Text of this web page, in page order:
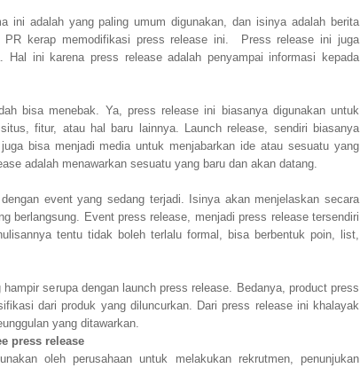
ini adalah yang paling umum digunakan, dan isinya adalah berita
PR kerap memodifikasi press release ini. Press release ini juga
Hal ini karena press release adalah penyampai informasi kepada
bisa menebak. Ya, press release ini biasanya digunakan untuk
fitur, atau hal baru lainnya. Launch release, sendiri biasanya
bisa menjadi media untuk menjabarkan ide atau sesuatu yang
adalah menawarkan sesuatu yang baru dan akan datang.
event yang sedang terjadi. Isinya akan menjelaskan secara
berlangsung. Event press release, menjadi press release tersendiri
tentu tidak boleh terlalu formal, bisa berbentuk poin, list,
serupa dengan launch press release. Bedanya, product press
dari produk yang diluncurkan. Dari press release ini khalayak
yang ditawarkan.
press release
oleh perusahaan untuk melakukan rekrutmen, penunjukan